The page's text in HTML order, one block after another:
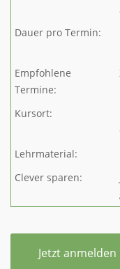
Dauer pro Termin:
Empfohlene
Termine:
Kursort:
Lehrmaterial:
Clever sparen:
Jetzt anmelden